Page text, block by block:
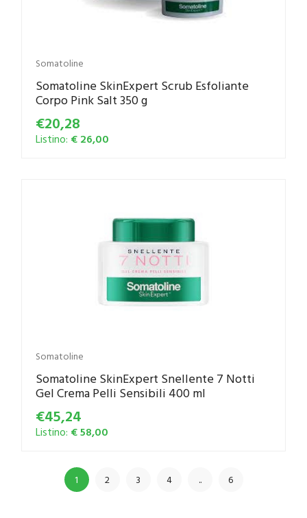
Somatoline
Somatoline SkinExpert Scrub Esfoliante
Corpo Pink Salt 350 g
€20,28
Listino: € 26,00
Somatoline
Somatoline SkinExpert Snellente 7 Notti
Gel Crema Pelli Sensibili 400 ml
€45,24
Listino: € 58,00
1 2 3 4 .. 6